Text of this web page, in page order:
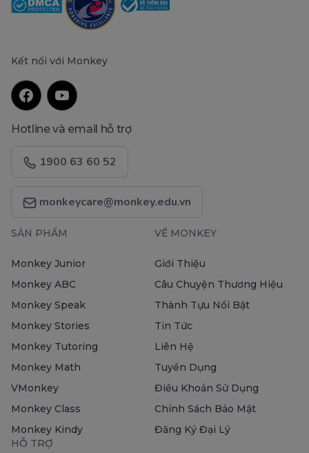
Kết nối với Monkey
Hotline và email hỗ trợ
1900 63 60 52
monkeycare@monkey.edu.vn
SẢN PHẨM
Monkey Junior
Monkey ABC
Monkey Speak
Monkey Stories
Monkey Tutoring
Monkey Math
VMonkey
Monkey Class
Monkey Kindy
VỀ MONKEY
Giới Thiệu
Câu Chuyện Thương Hiệu
Thành Tựu Nổi Bật
Tin Tức
Liên Hệ
Tuyển Dụng
Điều Khoản Sử Dụng
Chính Sách Bảo Mật
Đăng Ký Đại Lý
HỖ TRỢ